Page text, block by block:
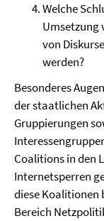
Welche
Umsetzung
von
werden?
Besonderes
der staatlichen
Gruppierungen
Coalitions in den
Internetsperren
diese Koalitionen
Bereich